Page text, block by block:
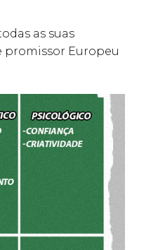
as suas
promissor Europeu